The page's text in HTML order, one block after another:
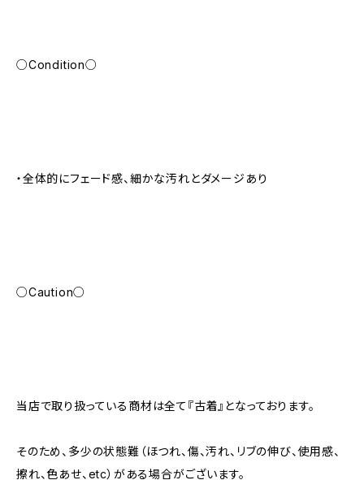
○Condition○
・全体的にフェード感、細かな汚れとダメージあり
○Caution○
当店で取り扱っている商材は全て『古着』となっております。
そのため、多少の状態難（ほつれ、傷、汚れ、リブの伸び、使用感、
擦れ、色あせ、etc）がある場合がございます。